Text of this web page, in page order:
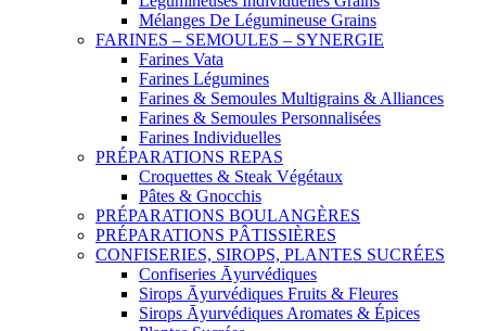
Mélanges De Légumineuse Grains
FARINES – SEMOULES – SYNERGIE
Farines Vata
Farines Légumines
Farines & Semoules Multigrains & Alliances
Farines & Semoules Personnalisées
Farines Individuelles
PRÉPARATIONS REPAS
Croquettes & Steak Végétaux
Pâtes & Gnocchis
PRÉPARATIONS BOULANGÈRES
PRÉPARATIONS PÂTISSIÈRES
CONFISERIES, SIROPS, PLANTES SUCRÉES
Confiseries Āyurvédiques
Sirops Āyurvédiques Fruits & Fleures
Sirops Āyurvédiques Aromates & Épices